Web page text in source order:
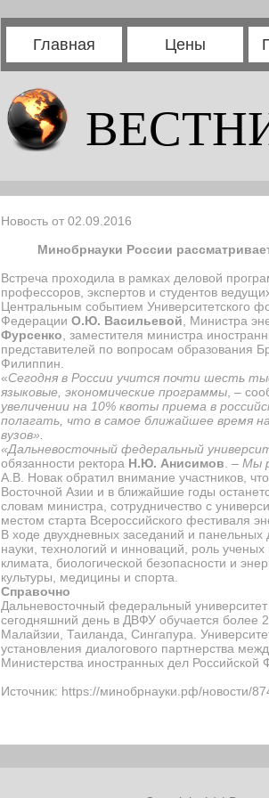
Главная Цены
Новость от 02.09.2016
Минобрнауки России
Встреча проходила в рамках деловой
профессоров, экспертов и студентов
Центральным событием Университетского
Федерации О.Ю. Васильевой , Министра
Фурсенко , заместителя министра
представителей по вопросам
Филиппин.
«Сегодня в России учится почти шесть
языковые, экономические программы , –
увеличении на 10% квоты приема в
полагать, что в самое ближайшее время
вузов».
«Дальневосточный федеральный
обязанности ректора Н.Ю. Анисимов . – Мы
А.В. Новак обратил внимание участников,
Восточной Азии и в ближайшие годы
словам министра, сотрудничество с
местом старта Всероссийского фестиваля
В ходе двухдневных заседаний и панельных
науки, технологий и инноваций, роль
климата, биологической безопасности и
культуры, медицины и спорта.
Справочно
Дальневосточный федеральный
сегодняшний день в ДВФУ обучается более
Малайзии, Таиланда, Сингапура.
установления диалогового партнерства
Министерства иностранных дел
Источник: https://минобрнауки.рф/новости/